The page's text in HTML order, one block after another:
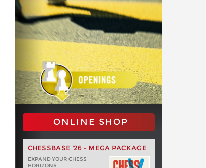
ONLINE SHOP
CHESSBASE '26 - MEGA PACKAGE
EXPAND YOUR CHESS
HORIZONS